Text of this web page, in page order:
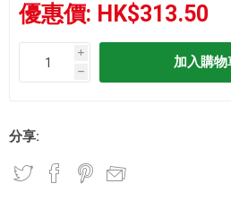
優惠價: HK$313.50
i
h
分享: